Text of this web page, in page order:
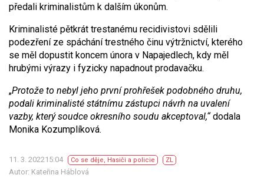
předali kriminalistům k dalším úkonům.
Kriminalisté pětkrát trestanému recidivistovi sdělili
podezření ze spáchání trestného činu výtržnictví, kterého
se měl dopustit koncem února v Napajedlech, kdy měl
hrubými výrazy i fyzicky napadnout prodavačku.
„Protože to nebyl jeho první prohřešek podobného druhu,
podali kriminalisté státnímu zástupci návrh na uvalení
vazby, který soudce okresního soudu akceptoval,“dodala
Monika Kozumplíková.
11. 3. 202215:04 Co se děje, Hasiči a policie ZL
Autor: Kateřina Háblová